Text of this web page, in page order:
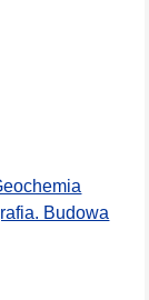
Budowa